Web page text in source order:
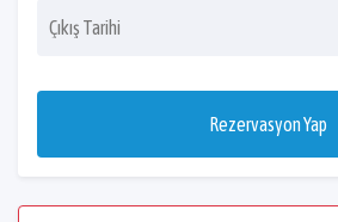
Rezervasyon Yap